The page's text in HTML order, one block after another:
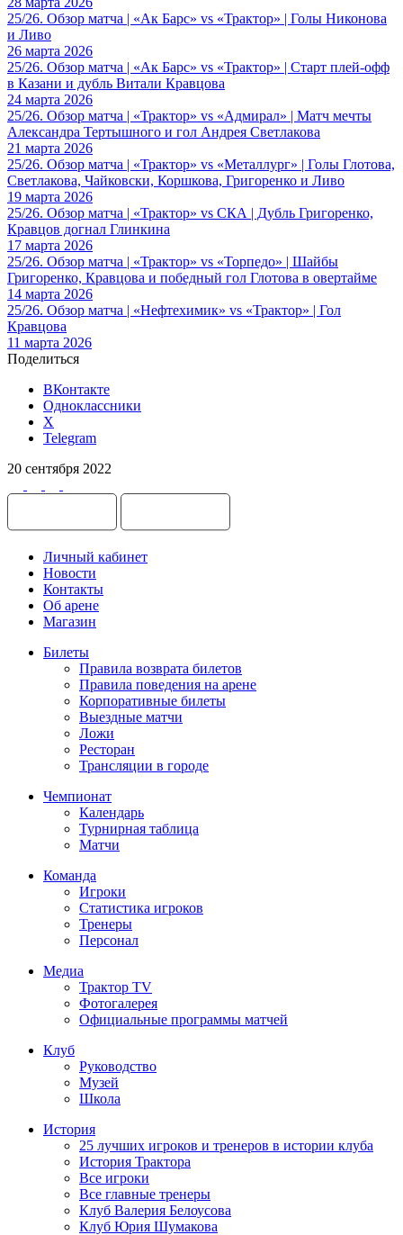
25/26. Обзор матча | «Ак Барс» vs «Трактор» | Голы Никонова
и Ливо
26 марта 2026
25/26. Обзор матча | «Ак Барс» vs «Трактор» | Старт плей-офф
в Казани и дубль Витали Кравцова
24 марта 2026
25/26. Обзор матча | «Трактор» vs «Адмирал» | Матч мечты
Александра Тертышного и гол Андрея Светлакова
21 марта 2026
25/26. Обзор матча | «Трактор» vs «Металлург» | Голы Глотова,
Светлакова, Чайковски, Коршкова, Григоренко и Ливо
19 марта 2026
25/26. Обзор матча | «Трактор» vs СКА | Дубль Григоренко,
Кравцов догнал Глинкина
17 марта 2026
25/26. Обзор матча | «Трактор» vs «Торпедо» | Шайбы
Григоренко, Кравцова и победный гол Глотова в овертайме
14 марта 2026
25/26. Обзор матча | «Нефтехимик» vs «Трактор» | Гол
Кравцова
11 марта 2026
Поделиться
ВКонтакте
Одноклассники
X
Telegram
20 сентября 2022
Личный кабинет
Новости
Контакты
Об арене
Магазин
Билеты
Правила возврата билетов
Правила поведения на арене
Корпоративные билеты
Выездные матчи
Ложи
Ресторан
Трансляции в городе
Чемпионат
Календарь
Турнирная таблица
Матчи
Команда
Игроки
Статистика игроков
Тренеры
Персонал
Медиа
Трактор TV
Фотогалерея
Официальные программы матчей
Клуб
Руководство
Музей
Школа
История
25 лучших игроков и тренеров в истории клуба
История Трактора
Все игроки
Все главные тренеры
Клуб Валерия Белоусова
Клуб Юрия Шумакова